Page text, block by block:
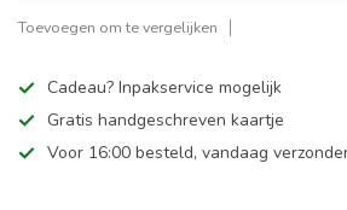
Toevoegen om te vergelijken
Cadeau? Inpakservice mogelijk
Gratis handgeschreven kaartje
Voor 16:00 besteld, vandaag